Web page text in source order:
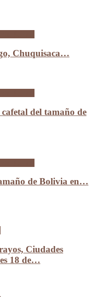
Chuquisaca…
del tamaño de
de Bolivia en…
Ciudades
18 de…